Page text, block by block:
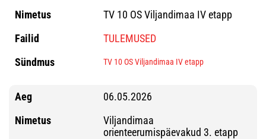
TV 10 OS Viljandimaa IV etapp
TULEMUSED
TV 10 OS Viljandimaa IV etapp
06.05.2026
Viljandimaa
orienteerumispäevakud 3. etapp